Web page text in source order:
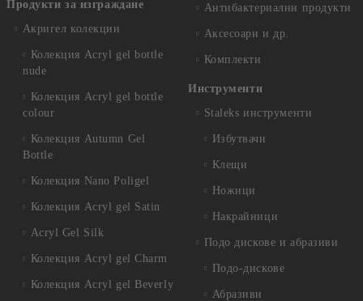
Продукти за изграждане
Акригел колекции
Колекция Acryl gel bottle
nude
Колекция Acryl gel bottle
colour
Колекция Autumn Gel
Bottle
Колекция Nano Poligel
Колекция Acryl gel Satin
Acryl Gel Silk
Колекция Acryl gel Charm
Колекция Acryl gel Beverly
Антибактериални продукти
Аксесоари и др.
Комплекти
Инструменти
Staleks инструменти
Избутвачи
Клещи
Ножици
Накрайници
Подо дискове и абразиви
Подо-дискове
Абразиви